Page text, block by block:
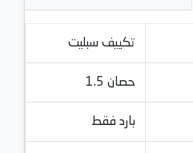
تكييف سبليت
1.5 حصان
بارد فقط